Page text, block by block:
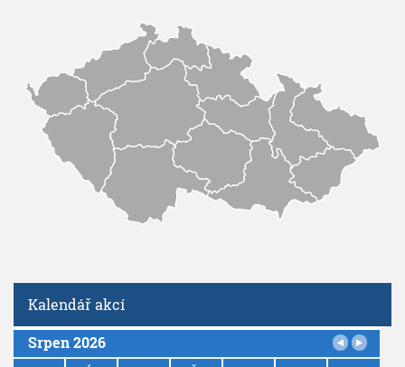
Kalendář akcí
P
Srpen 2026